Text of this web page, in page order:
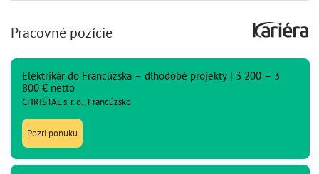
Pracovné pozície
Elektrikár do Francúzska – dlhodobé projekty | 3 200 – 3
800 € netto
CHRISTAL s. r. o., Francúzsko
Pozri ponuku